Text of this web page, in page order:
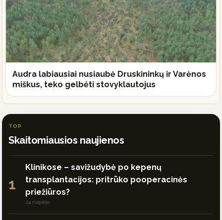
Audra labiausiai nusiaubė Druskininkų ir Varėnos
miškus, teko gelbėti stovyklautojus
TOP
Skaitomiausios naujienos
1
Klinikose – savižudybė po kepenų
transplantacijos: pritrūko pooperacinės
priežiūros?
24 rugsėjo